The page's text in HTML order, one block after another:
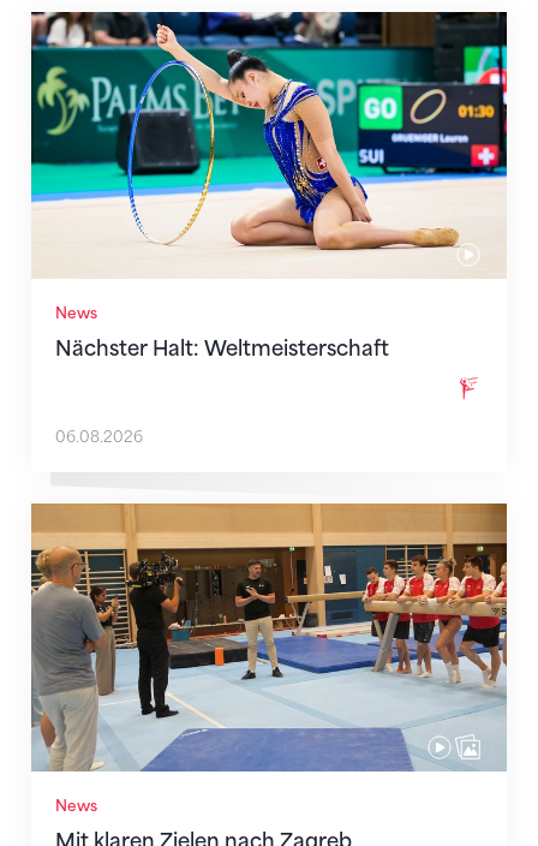
News
Nächster Halt: Weltmeisterschaft
Nächster Halt: Weltmeisterschaft
06.08.2026
News
Mit klaren Zielen nach Zagreb
Mit klaren Zielen nach Zagreb